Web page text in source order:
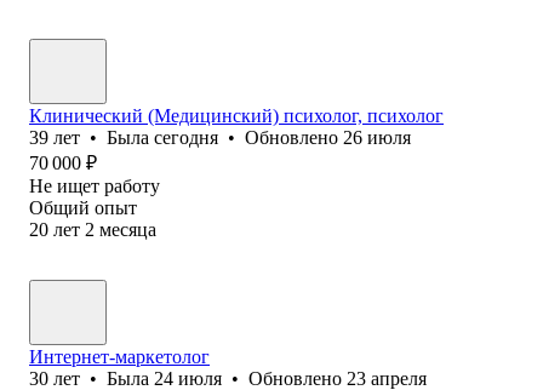
Клинический (Медицинский) психолог, психолог
39 лет • Была сегодня • Обновлено 26 июля
70 000 ₽
Не ищет работу
Общий опыт
20 лет 2 месяца
Интернет-маркетолог
30 лет • Была 24 июля • Обновлено 23 апреля